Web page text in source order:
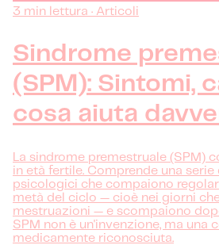
3 min lettura · Articoli
Sindrome
(SPM): Sintomi,
cosa aiuta
La sindrome premestruale (SPM)
in età fertile. Comprende una
psicologici che compaiono
metà del ciclo — cioè nei giorni
mestruazioni — e scompaiono
SPM non è un'invenzione, ma una
medicamente riconosciuta.